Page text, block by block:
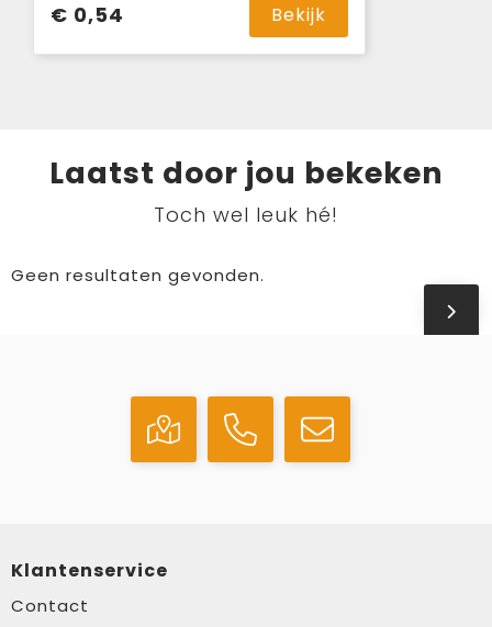
€ 0,54 Bekijk
Laatst door jou bekeken
Toch wel leuk hé!
Geen resultaten gevonden.
Klantenservice
Contact